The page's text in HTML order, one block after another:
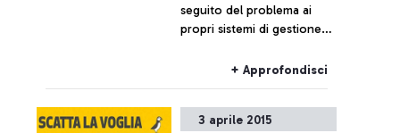
seguito del problema ai
propri sistemi di gestione
momento non ha
comportato effetti sul
traffico di Fiumicino, che
resta sostanzialmente
+ Approfondisci
3 aprile 2015